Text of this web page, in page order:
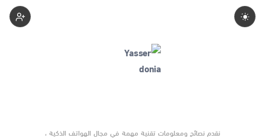
نقدم نصائح ومعلومات تقنية مهمة في مجال الهواتف الذكية ،